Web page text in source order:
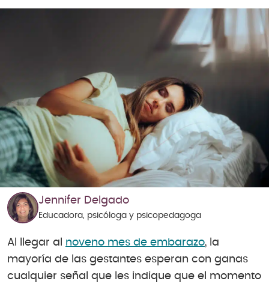
Jennifer Delgado
Educadora, psicóloga y psicopedagoga
Al llegar al noveno mes de embarazo, la
mayoría de las gestantes esperan con ganas
cualquier señal que les indique que el momento